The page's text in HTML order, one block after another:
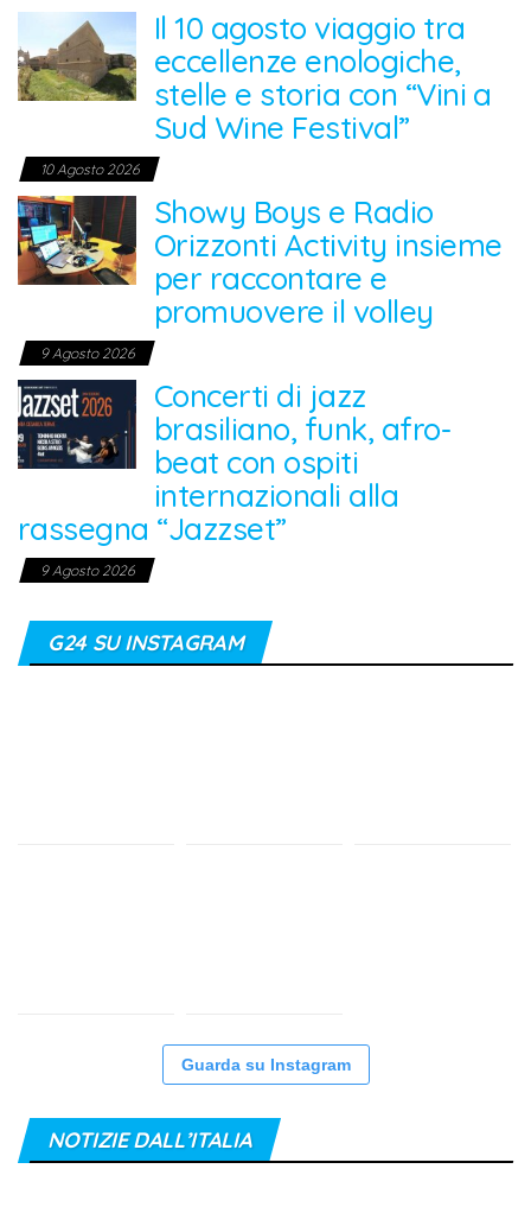
Il 10 agosto viaggio tra
eccellenze enologiche,
stelle e storia con “Vini a
Sud Wine Festival”
10 Agosto 2026
Showy Boys e Radio
Orizzonti Activity insieme
per raccontare e
promuovere il volley
9 Agosto 2026
Concerti di jazz
brasiliano, funk, afro-
beat con ospiti
internazionali alla
rassegna “Jazzset”
9 Agosto 2026
G24 SU INSTAGRAM
Guarda su Instagram
NOTIZIE DALL’ITALIA